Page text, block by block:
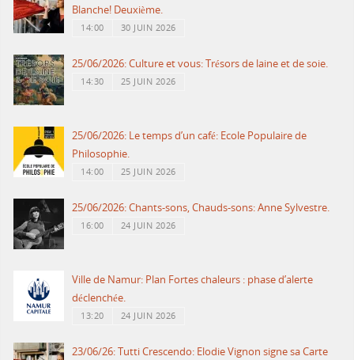
Blanche! Deuxième.
14:00 30 JUIN 2026
25/06/2026: Culture et vous: Trésors de laine et de soie.
14:30 25 JUIN 2026
25/06/2026: Le temps d’un café: Ecole Populaire de
Philosophie.
14:00 25 JUIN 2026
25/06/2026: Chants-sons, Chauds-sons: Anne Sylvestre.
16:00 24 JUIN 2026
Ville de Namur: Plan Fortes chaleurs : phase d’alerte
déclenchée.
13:20 24 JUIN 2026
23/06/26: Tutti Crescendo: Elodie Vignon signe sa Carte